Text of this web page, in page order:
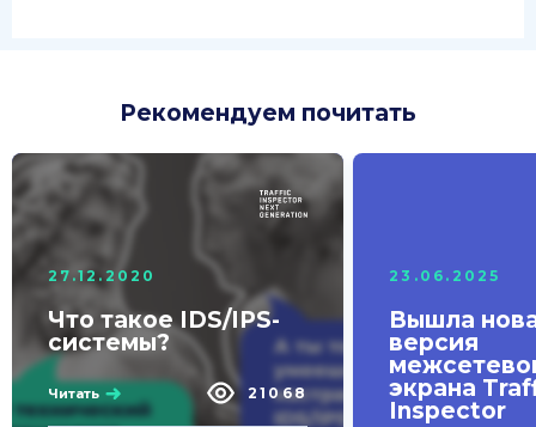
Рекомендуем почитать
27.12.2020
Что такое IDS/IPS-
системы?
Читать 21068
23.06.2025
Вышла
версия
экрана
Inspector